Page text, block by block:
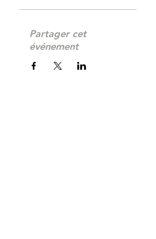
Partager cet
événement